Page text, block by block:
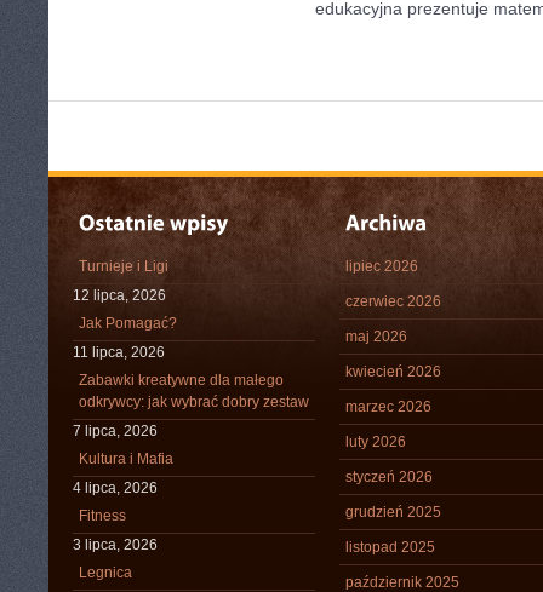
edukacyjna prezentuje
Turnieje i Ligi
12 lipca, 2026
Jak Pomagać?
11 lipca, 2026
Zabawki kreatywne dla małego
odkrywcy: jak wybrać dobry zestaw
7 lipca, 2026
Kultura i Mafia
4 lipca, 2026
Fitness
3 lipca, 2026
Legnica
lipiec 2026
czerwiec 2026
maj 2026
kwiecień 2026
marzec 2026
luty 2026
styczeń 2026
grudzień 2025
listopad 2025
październik 2025